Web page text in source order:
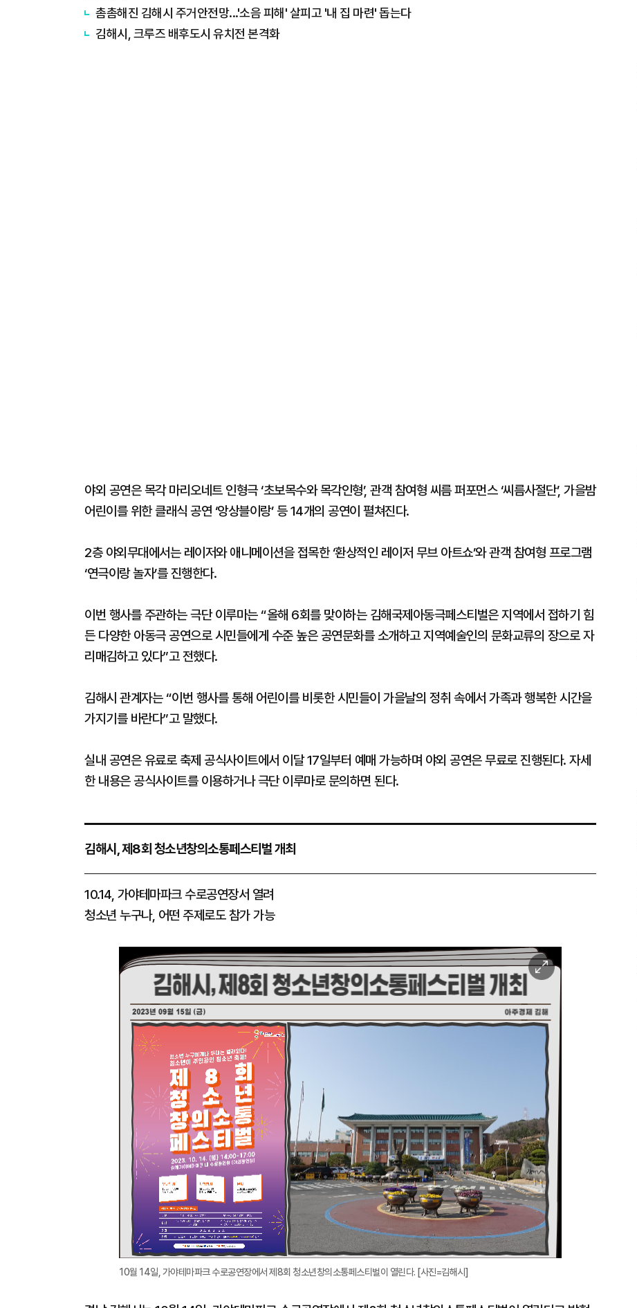
촘촘해진 김해시 주거안전망...'소음 피해' 살피고 '내 집 마련' 돕는다
김해시, 크루즈 배후도시 유치전 본격화
야외 공연은 목각 마리오네트 인형극 ‘초보목수와 목각인형’, 관객 참여형 씨름 퍼포먼스 ‘씨름사절단’, 가을밤
어린이를 위한 클래식 공연 ‘앙상블이랑’ 등 14개의 공연이 펼쳐진다.
2층 야외무대에서는 레이저와 애니메이션을 접목한 ‘환상적인 레이저 무브 아트쇼’와 관객 참여형 프로그램
‘연극이랑 놀자’를 진행한다.
이번 행사를 주관하는 극단 이루마는 “올해 6회를 맞이하는 김해국제아동극페스티벌은 지역에서 접하기 힘
든 다양한 아동극 공연으로 시민들에게 수준 높은 공연문화를 소개하고 지역예술인의 문화교류의 장으로 자
리매김하고 있다”고 전했다.
김해시 관계자는 “이번 행사를 통해 어린이를 비롯한 시민들이 가을날의 정취 속에서 가족과 행복한 시간을
가지기를 바란다”고 말했다.
실내 공연은 유료로 축제 공식사이트에서 이달 17일부터 예매 가능하며 야외 공연은 무료로 진행된다. 자세
한 내용은 공식사이트를 이용하거나 극단 이루마로 문의하면 된다.
김해시, 제8회 청소년창의소통페스티벌 개최
10.14, 가야테마파크 수로공연장서 열려
청소년 누구나, 어떤 주제로도 참가 가능
이
미
지
확
대
10월 14일, 가야테마파크 수로공연장에서 제8회 청소년창의소통페스티벌이 열린다. [사진=김해시]